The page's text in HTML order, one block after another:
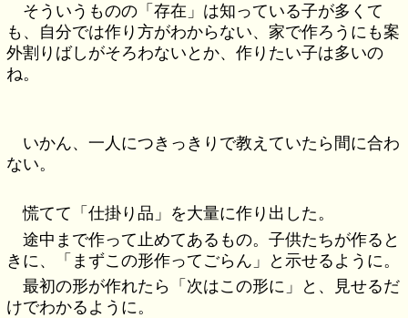
そういうものの「存在」は知っている子が多くて
も、自分では作り方がわからない、家で作ろうにも案
外割りばしがそろわないとか、作りたい子は多いの
ね。
いかん、一人につきっきりで教えていたら間に合わ
ない。
慌てて「仕掛り品」を大量に作り出した。
途中まで作って止めてあるもの。子供たちが作ると
きに、「まずこの形作ってごらん」と示せるように。
最初の形が作れたら「次はこの形に」と、見せるだ
けでわかるように。